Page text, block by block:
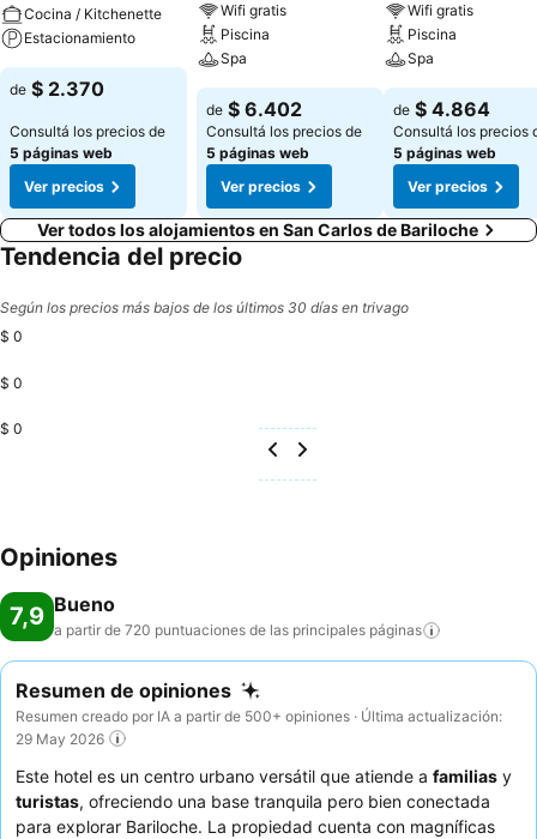
Cocina / Kitchenette
Estacionamiento
de $ 2.370
Consultá los precios de
5 páginas web
Ver precios
Wifi gratis
Piscina
Spa
de $ 6.402
Consultá los precios de
5 páginas web
Ver precios
Wifi gratis
Piscina
Spa
de $ 4.864
Consultá los precios
5 páginas web
Ver precios
Ver todos los alojamientos en San Carlos de Bariloche
Tendencia del precio
Según los precios más bajos de los últimos 30 días en trivago
$ 0
$ 0
$ 0
Opiniones
7,9 Bueno
a partir de 720 puntuaciones de las principales páginas
Resumen de opiniones
Resumen creado por IA a partir de 500+ opiniones · Última actualización:
29 May 2026
Este hotel es un centro urbano versátil que atiende a familias y
turistas, ofreciendo una base tranquila pero bien conectada
para explorar Bariloche. La propiedad cuenta con magníficas